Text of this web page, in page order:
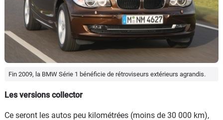
Fin 2009, la BMW Série 1 bénéficie de rétroviseurs extérieurs agrandis.
Les versions collector
Ce seront les autos peu kilométrées (moins de 30 000 km),